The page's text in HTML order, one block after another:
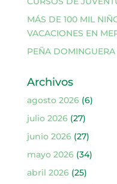
MÁS DE 100 MIL
VACACIONES EN
PEÑA
Archivos
agosto 2026(6)
julio 2026(27)
junio 2026(27)
mayo 2026(34)
abril 2026(25)